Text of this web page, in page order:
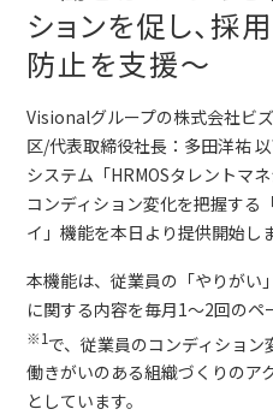
ションを促し、採
防止を支援～
Visionalグループの株式会社ビ
区/代表取締役社長：多田洋祐
システム「HRMOSタレントマ
コンディション変化を把握する
イ」機能を本日より提供開始しま
本機能は、従業員の「やりがい
に関する内容を毎月1～2回の
※1で、従業員のコンディション
働きがいのある組織づくりのア
としています。